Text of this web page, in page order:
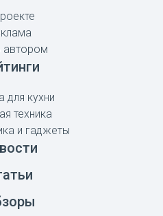
автором
для кухни
техника
и гаджеты